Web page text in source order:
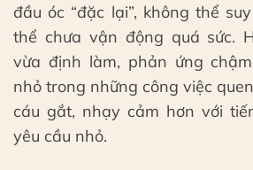
đầu óc “đặc lại”, không thể
thể chưa vận động quá sức.
vừa định làm, phản ứng
nhỏ trong những công việc
cáu gắt, nhạy cảm hơn với
yêu cầu nhỏ.